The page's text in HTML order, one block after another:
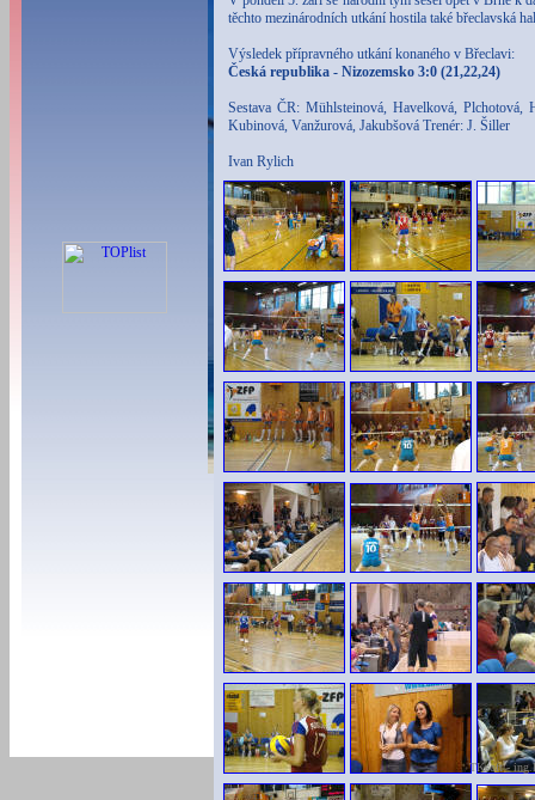
těchto mezinárodních utkání hostila také břeclavská
Výsledek přípravného utkání konaného v Břeclavi:
Česká republika - Nizozemsko 3:0 (21,22,24)
Sestava ČR: Mühlsteinová, Havelková,
Kubinová, Vanžurová, Jakubšová Trenér: J. Šiller
Ivan Rylich
TKsoft -